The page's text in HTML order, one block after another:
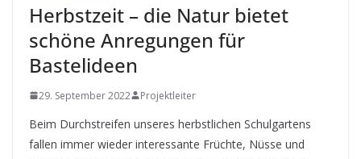
Herbstzeit – die Natur bietet
schöne Anregungen für
Bastelideen
29. September 2022 Projektleiter
Beim Durchstreifen unseres herbstlichen Schulgartens
fallen immer wieder interessante Früchte, Nüsse und